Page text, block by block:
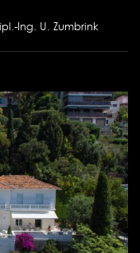
Ing. U. Zumbrink